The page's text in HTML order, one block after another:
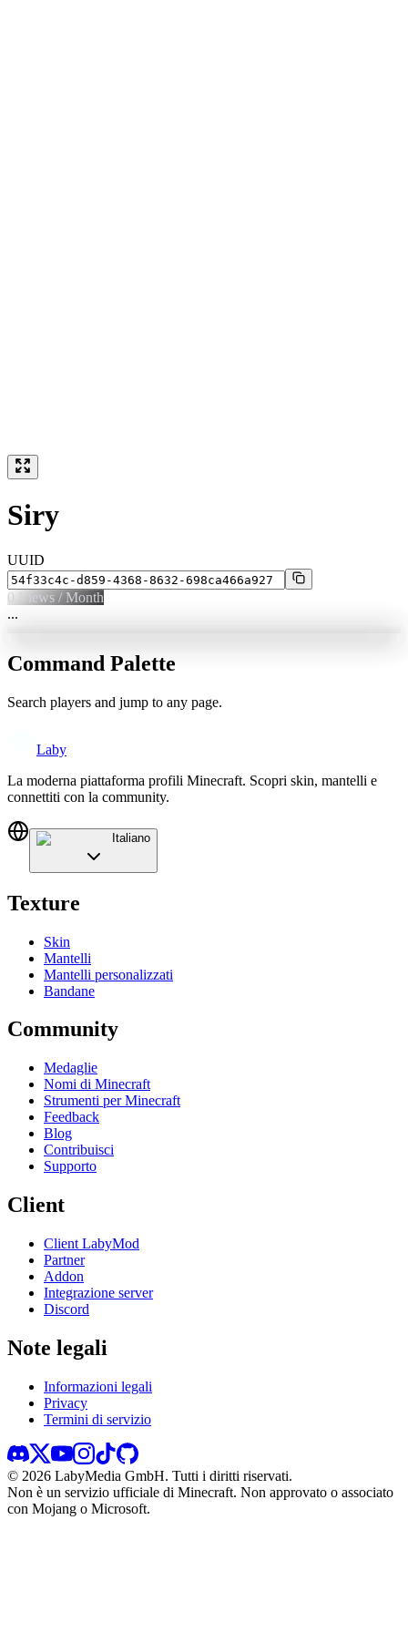
Siry
UUID
0 Views / Month
...
Command Palette
Search players and jump to any page.
Laby
La moderna piattaforma profili Minecraft. Scopri skin, mantelli e
connettiti con la community.
Italiano
Texture
Skin
Mantelli
Mantelli personalizzati
Bandane
Community
Medaglie
Nomi di Minecraft
Strumenti per Minecraft
Feedback
Blog
Contribuisci
Supporto
Client
Client LabyMod
Partner
Addon
Integrazione server
Discord
Note legali
Informazioni legali
Privacy
Termini di servizio
© 2026 LabyMedia GmbH. Tutti i diritti riservati.
Non è un servizio ufficiale di Minecraft. Non approvato o associato
con Mojang o Microsoft.